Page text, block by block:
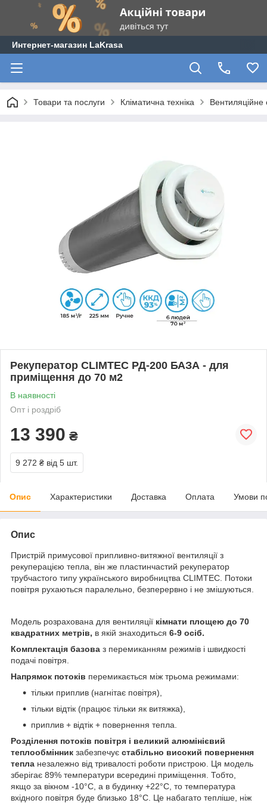
Интернет-магазин LaKrasa
Товари та послуги Кліматична техніка Вентиляційне
Рекуператор CLIMTEC РД-200 БАЗА - для
приміщення до 70 м2
В наявності
Опт і роздріб
13 390 ₴
9 272 ₴ від 5 шт.
Опис Характеристики Доставка Оплата Умови
Опис
Пристрій примусової припливно-витяжної вентиляції з
рекуперацією тепла, він же пластинчастий рекуператор
трубчастого типу українського виробництва CLIMTEC. Потоки
повітря рухаються паралельно, безперервно і не змішуються.
Модель розрахована для вентиляції кімнати площею до 70
квадратних метрів, в якій знаходиться 6-9 осіб.
Комплектація базова з перемиканням режимів і швидкості
подачі повітря.
Напрямок потоків перемикається між трьома режимами:
тільки приплив (нагнітає повітря),
тільки відтік (працює тільки як витяжка),
приплив + відтік + повернення тепла.
Розділення потоків повітря і великий алюмінієвий
теплообмінник забезпечує стабільно високий повернення
тепла незалежно від тривалості роботи пристрою. Ця модель
зберігає 89% температури всередині приміщення. Тобто,
якщо за вікном -10°С, а в будинку +22°С, то температура
вхідного повітря буде близько 18°С. Це набагато тепліше, ніж